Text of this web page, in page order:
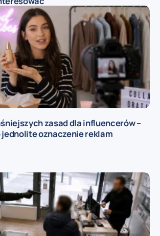
zasad dla influencerów –
jednolite oznaczenie reklam